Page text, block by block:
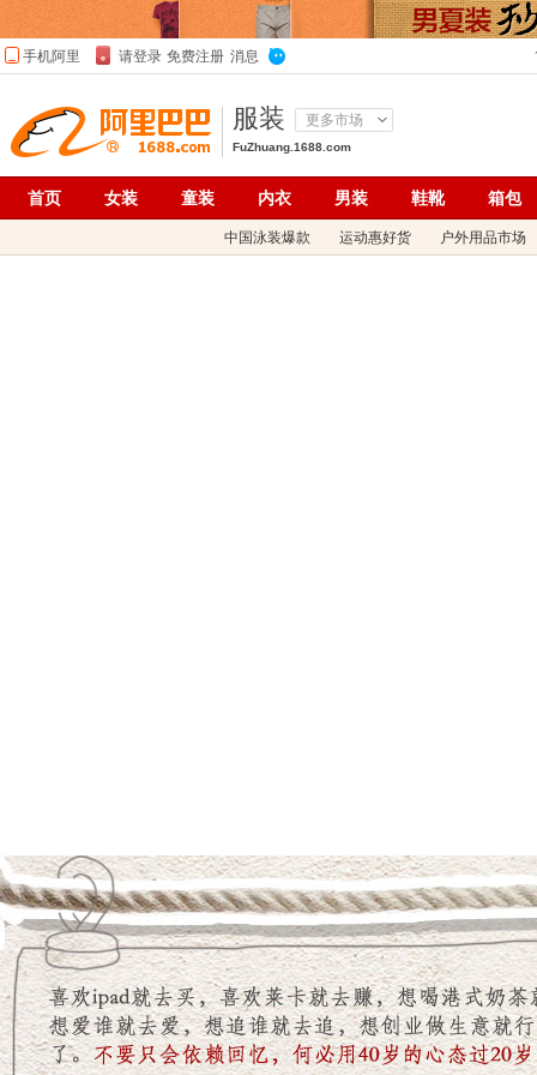
服装 更多市场
FuZhuang.1688.com
首页 女装 童装 内衣 男装 鞋靴 箱包
中国泳装爆款 运动惠好货 户外用品市场